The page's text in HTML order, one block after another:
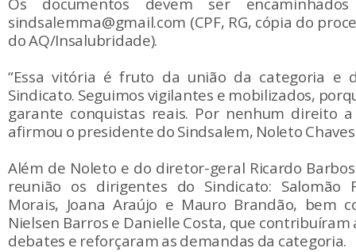
sindsalemma@gmail.com (CPF, RG, cópia do
do AQ/Insalubridade).
“Essa vitória é fruto da união da categoria e
Sindicato. Seguimos vigilantes e mobilizados,
garante conquistas reais. Por nenhum direito a
afirmou o presidente do Sindsalem, Noleto
Além de Noleto e do diretor-geral Ricardo
reunião os dirigentes do Sindicato: Salomão
Morais, Joana Araújo e Mauro Brandão, bem
Nielsen Barros e Danielle Costa, que
debates e reforçaram as demandas da categoria.